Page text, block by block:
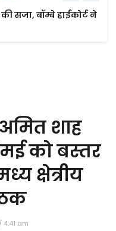
सजा, बॉम्बे हाईकोर्ट ने
अमित शाह
को बस्तर
क्षेत्रीय
4:41 am